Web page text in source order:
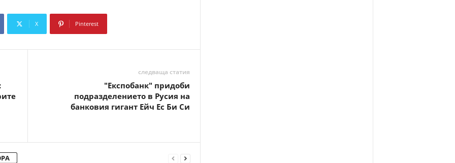
X Pinterest
следваща статия
"Експобанк" придоби
подразделението в Русия на
банковия гигант Ейч Ес Би Си